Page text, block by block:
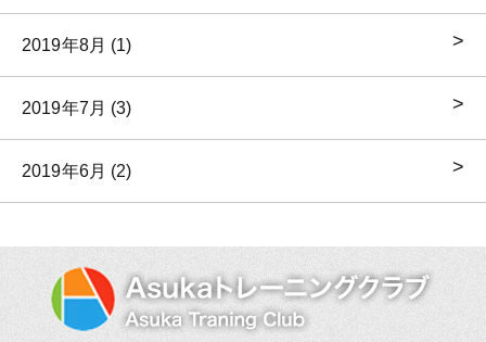
2019年8月 (1)
2019年7月 (3)
2019年6月 (2)